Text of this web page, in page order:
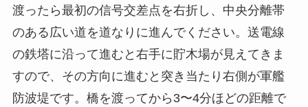
渡ったら最初の信号交差点を右折し、中央分離帯
のある広い道を道なりに進んでください。送電線
の鉄塔に沿って進むと右手に貯木場が見えてきま
すので、その方向に進むと突き当たり右側が軍艦
防波堤です。橋を渡ってから3〜4分ほどの距離で